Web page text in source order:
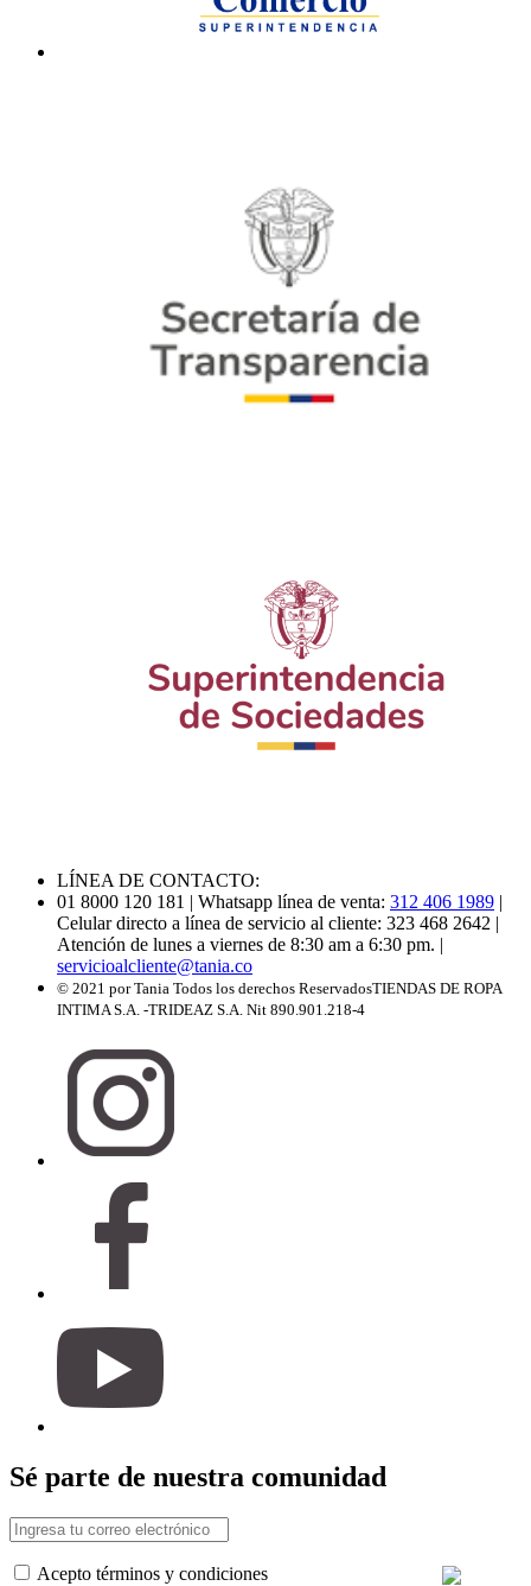
LÍNEA DE CONTACTO:
01 8000 120 181 | Whatsapp línea de venta: 312 406 1989 |
Celular directo a línea de servicio al cliente: 323 468 2642 |
Atención de lunes a viernes de 8:30 am a 6:30 pm. |
servicioalcliente@tania.co
© 2021 por Tania Todos los derechos ReservadosTIENDAS DE ROPA
INTIMA S.A. -TRIDEAZ S.A. Nit 890.901.218-4
Sé parte de nuestra comunidad
Acepto términos y condiciones